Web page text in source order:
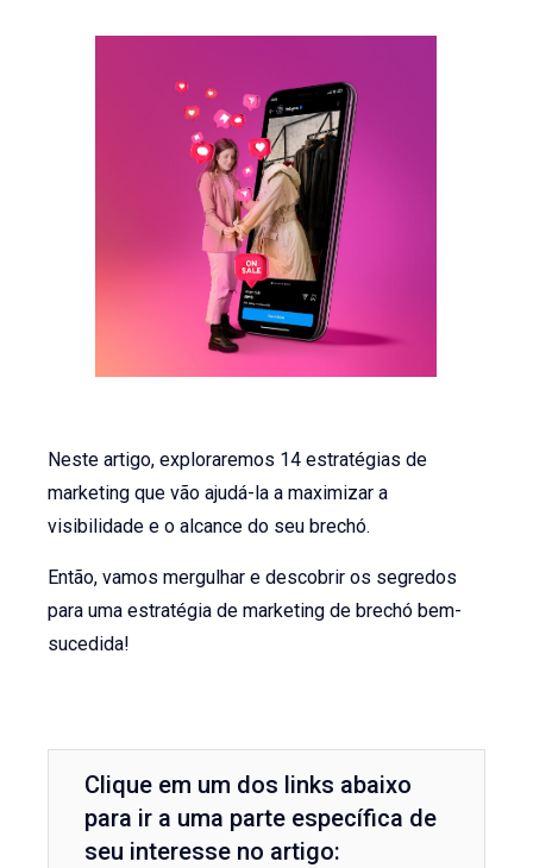
Neste artigo, exploraremos 14 estratégias de
marketing que vão ajudá-la a maximizar a
visibilidade e o alcance do seu brechó.
Então, vamos mergulhar e descobrir os segredos
para uma estratégia de marketing de brechó bem-
sucedida!
Clique em um dos links abaixo
para ir a uma parte específica de
seu interesse no artigo: